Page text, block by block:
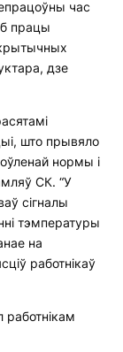
час
працы
дзе
што прывяло
нормы і
СК. “У
сігналы
тэмпературы
на
работнікаў
работнікам